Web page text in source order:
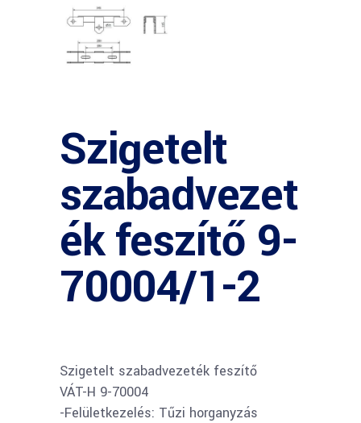
Szigetelt
szabadvezet
ék feszítő 9-
70004/1-2
Szigetelt szabadvezeték feszítő
VÁT-H 9-70004
-Felületkezelés: Tűzi horganyzás